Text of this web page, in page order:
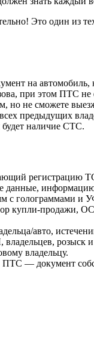
Это один из
на
при этом ПТС
но не сможете
предыдущих
наличие СТС.
регистрацию
данные,
с голограммами и
купли-продажи,
авто,
розыск и
владельцу.
— документ